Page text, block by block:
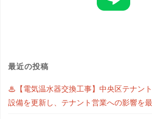
最近の投稿
♨【電気温水器交換工事】中央区テナン
設備を更新し、テナント営業への影響を